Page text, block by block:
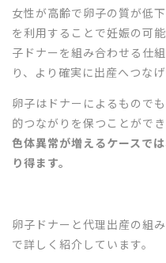
女性が高齢で卵子の質が低
を利用することで妊娠の可
子ドナーを組み合わせる仕
り、より確実に出産へつな
卵子はドナーによるもので
的つながりを保つことができ
色体異常が増えるケースで
り得ます。
卵子ドナーと代理出産の組
で詳しく紹介しています。